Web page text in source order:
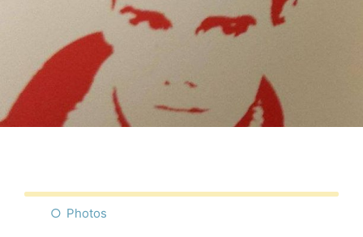
Commerces
Infos pratique
Photos